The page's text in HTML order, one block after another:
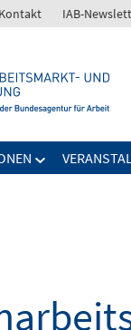
Kontakt IAB-